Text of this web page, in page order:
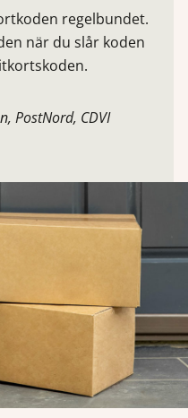
regelbundet.
när du slår koden
PostNord, CDVI